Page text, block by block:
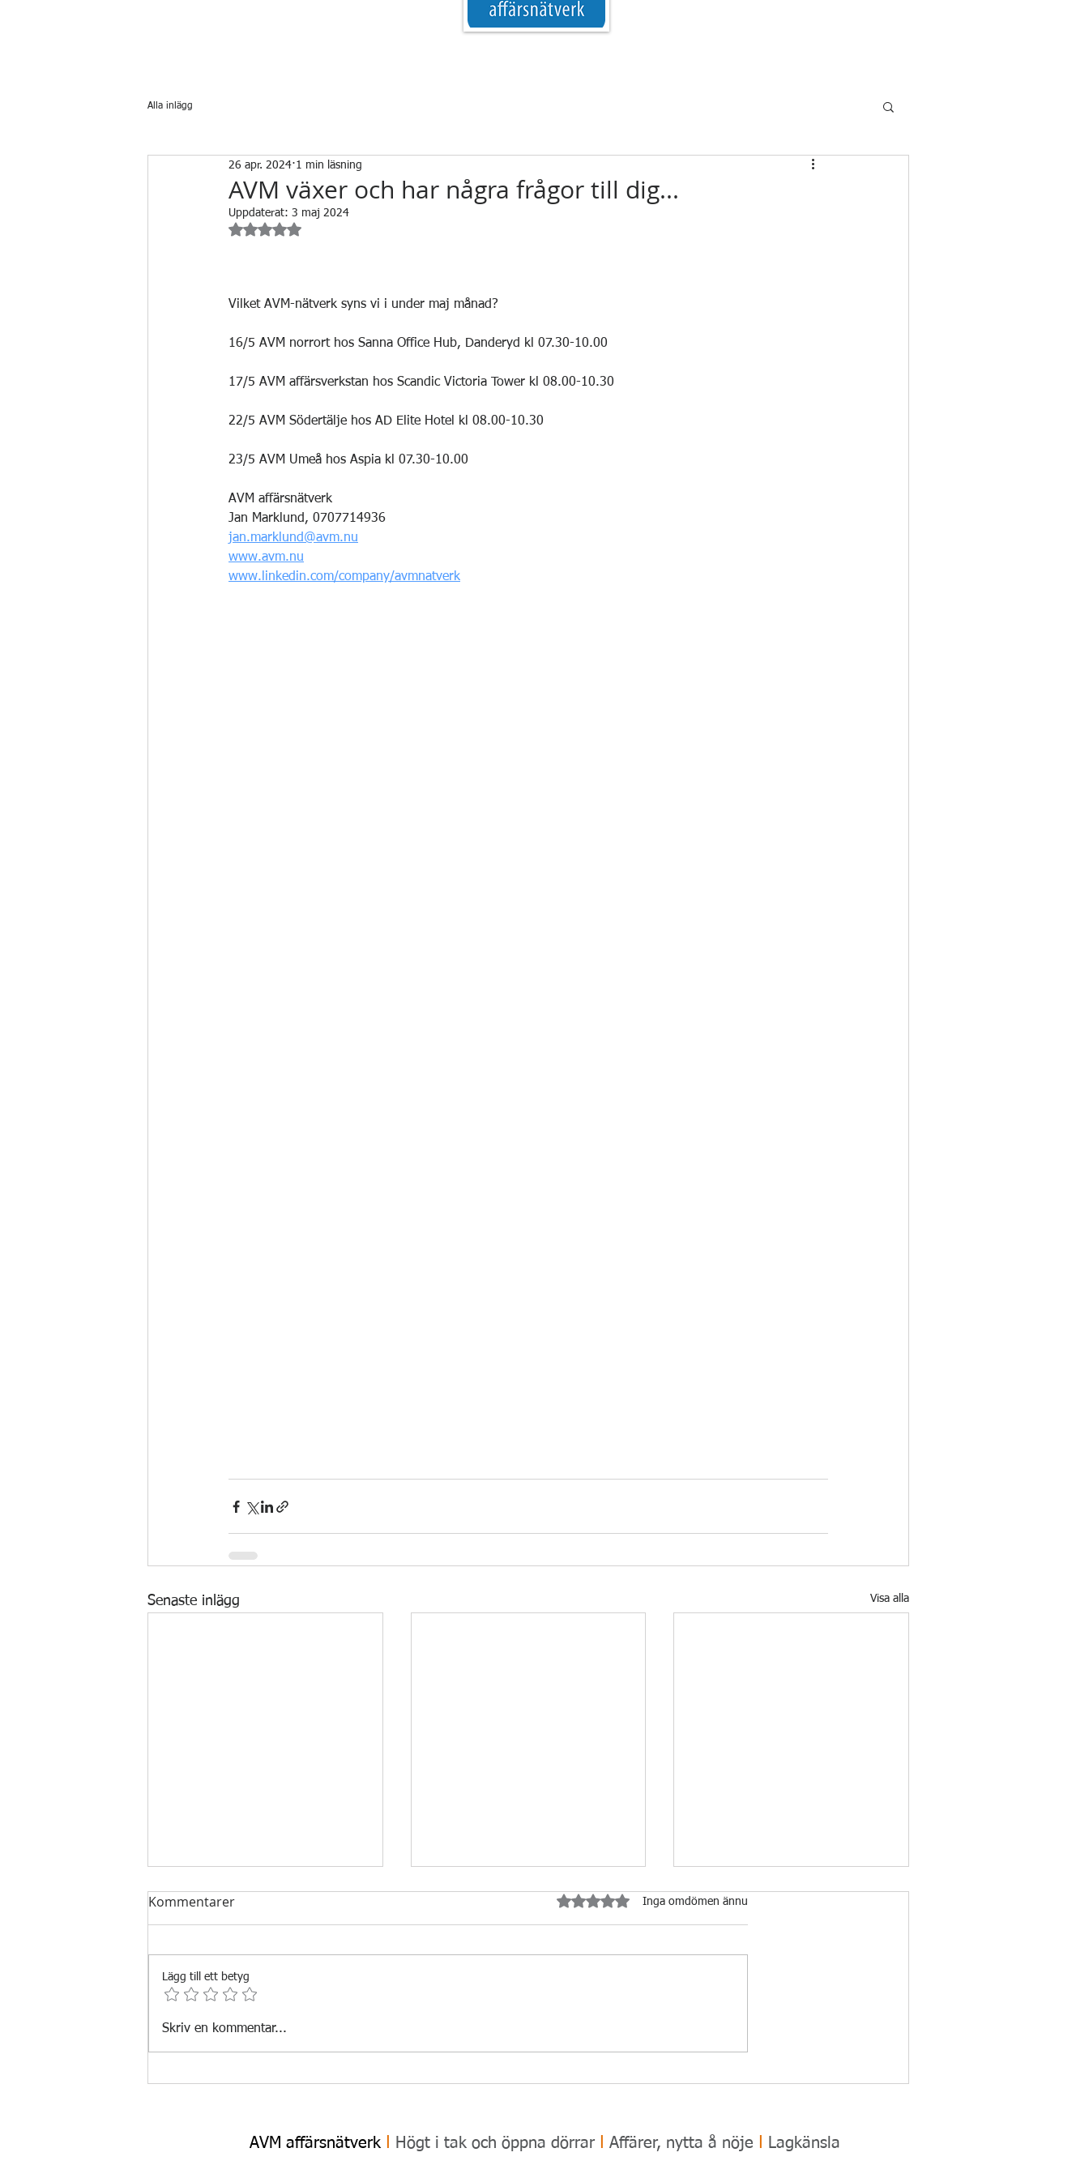
Alla inlägg
AVM växer och har några frågor till dig...
26 apr. 2024 1 min läsning
Uppdaterat: 3 maj 2024
Betygsatt till NaN av 5 stjärnor.
Vilket AVM-nätverk syns vi i under maj månad?
16/5 AVM norrort hos Sanna Office Hub, Danderyd kl 07.30-10.00
17/5 AVM affärsverkstan hos Scandic Victoria Tower kl 08.00-10.30
22/5 AVM Södertälje hos AD Elite Hotel kl 08.00-10.30
23/5 AVM Umeå hos Aspia kl 07.30-10.00
AVM affärsnätverk
Jan Marklund, 0707714936
jan.marklund@avm.nu
www.avm.nu
www.linkedin.com/company/avmnatverk
Senaste inlägg Visa alla
AVM affärsnätverk önskar en
vi igen!
Kommentarer Betygsatt till 0 av 5 stjärnor.
Inga omdömen ännu
Lägg till ett betyg
Skriv en kommentar...
AVM affärsnätverk ǀ Högt i tak och öppna dörrar ǀ Affärer, nytta å nöje ǀ Lagkänsla